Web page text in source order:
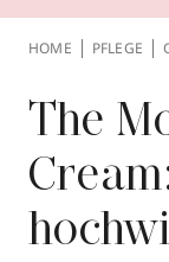
Über
HOME PFLEGE
The